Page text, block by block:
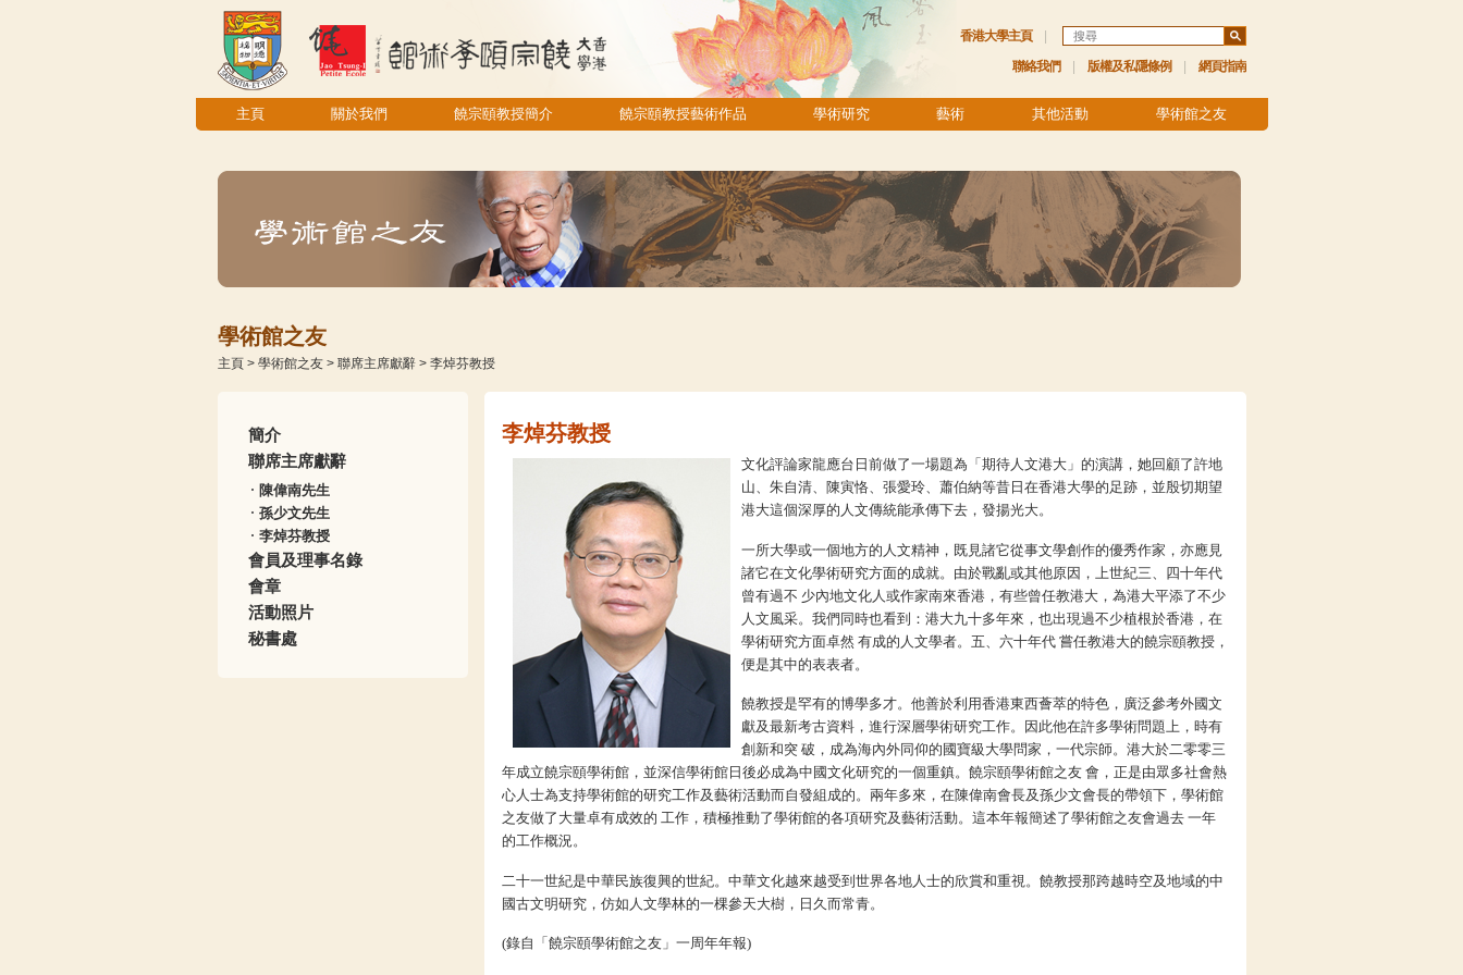
香港大學主頁
聯絡我們
版權及私隱條例 網頁指南
主頁 關於我們 饒宗頤教授簡介 饒宗頤教授藝術作品 學術研究 藝術 其他活動 學術館之友
學術館之友
主頁> 學術館之友> 聯席主席獻辭> 李焯芬教授
簡介
聯席主席獻辭
陳偉南先生
孫少文先生
李焯芬教授
會員及理事名錄
會章
活動照片
秘書處
李焯芬教授
文化評論家龍應台日前做了一場題為「期待人文港大」的演講，她回顧了許地
山、朱自清、陳寅恪、張愛玲、蕭伯納等昔日在香港大學的足跡，並殷切期望
港大這個深厚的人文傳統能承傳下去，發揚光大。
一所大學或一個地方的人文精神，既見諸它從事文學創作的優秀作家，亦應見
諸它在文化學術研究方面的成就。由於戰亂或其他原因，上世紀三、四十年代
曾有過不 少內地文化人或作家南來香港，有些曾任教港大，為港大平添了不少
人文風采。我們同時也看到：港大九十多年來，也出現過不少植根於香港，在
學術研究方面卓然 有成的人文學者。五、六十年代 嘗任教港大的饒宗頤教授，
便是其中的表表者。
饒教授是罕有的博學多才。他善於利用香港東西薈萃的特色，廣泛參考外國文
獻及最新考古資料，進行深層學術研究工作。因此他在許多學術問題上，時有
創新和突 破，成為海內外同仰的國寶級大學問家，一代宗師。港大於二零零三
年成立饒宗頤學術館，並深信學術館日後必成為中國文化研究的一個重鎮。饒宗頤學術館之友 會，正是由眾多社會熱
心人士為支持學術館的研究工作及藝術活動而自發組成的。兩年多來，在陳偉南會長及孫少文會長的帶領下，學術館
之友做了大量卓有成效的 工作，積極推動了學術館的各項研究及藝術活動。這本年報簡述了學術館之友會過去 一年
的工作概況。
二十一世紀是中華民族復興的世紀。中華文化越來越受到世界各地人士的欣賞和重視。饒教授那跨越時空及地域的中
國古文明研究，仿如人文學林的一棵參天大樹，日久而常青。
(錄自「饒宗頤學術館之友」一周年年報)